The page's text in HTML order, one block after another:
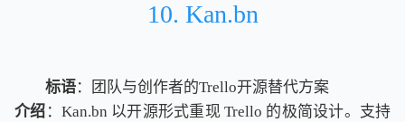
10. Kan.bn
标语：团队与创作者的Trello开源替代方案
介绍 ：Kan.bn 以开源形式重现 Trello 的极简设计。支持